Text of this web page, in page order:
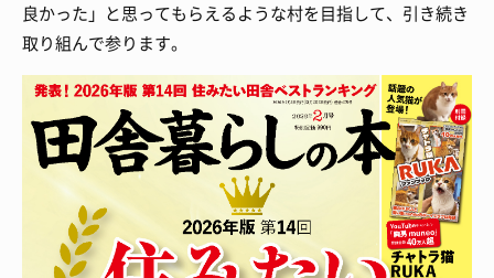
良かった」と思ってもらえるような村を目指して、引き続き
取り組んで参ります。